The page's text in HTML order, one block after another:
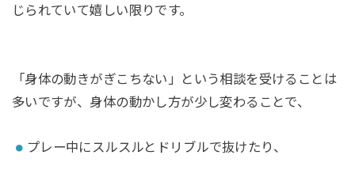
じられていて嬉しい限りです。
「身体の動きがぎこちない」という相談を受けることは
多いですが、身体の動かし方が少し変わることで、
プレー中にスルスルとドリブルで抜けたり、